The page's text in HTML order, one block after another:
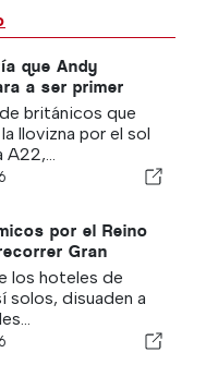
que Andy
a ser primer
los expatriados
viven en
británicos que
llovizna por el sol
A22,...
por el Reino
Gran
presupuesto
los hoteles de
solos, disuaden a